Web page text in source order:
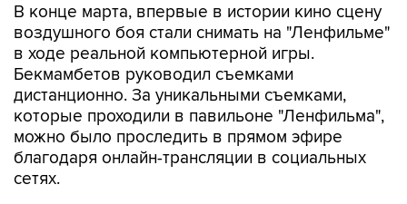
В конце марта, впервые в истории кино сцену
воздушного боя стали снимать на "Ленфильме"
в ходе реальной компьютерной игры.
Бекмамбетов руководил съемками
дистанционно. За уникальными съемками,
которые проходили в павильоне "Ленфильма",
можно было проследить в прямом эфире
благодаря онлайн-трансляции в социальных
сетях.